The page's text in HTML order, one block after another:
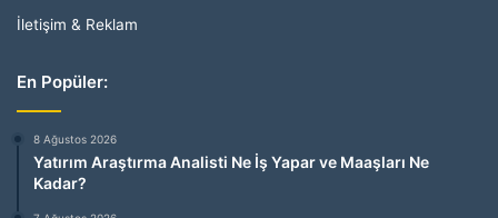
İletişim & Reklam
En Popüler:
8 Ağustos 2026
Yatırım Araştırma Analisti Ne İş Yapar ve Maaşları Ne
Kadar?